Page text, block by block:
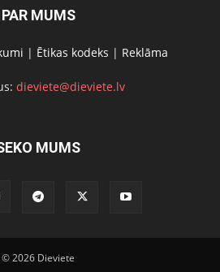
PAR MUMS
| Ētikas kodeks | Reklāma
dieviete@dieviete.lv
MUMS
© 2026 Dieviete